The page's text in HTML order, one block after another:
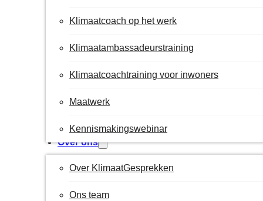
Klimaatcoach op het werk
Klimaatambassadeurstraining
Klimaatcoachtraining voor inwoners
Maatwerk
Kennismakingswebinar
Over ons
Over KlimaatGesprekken
Ons team